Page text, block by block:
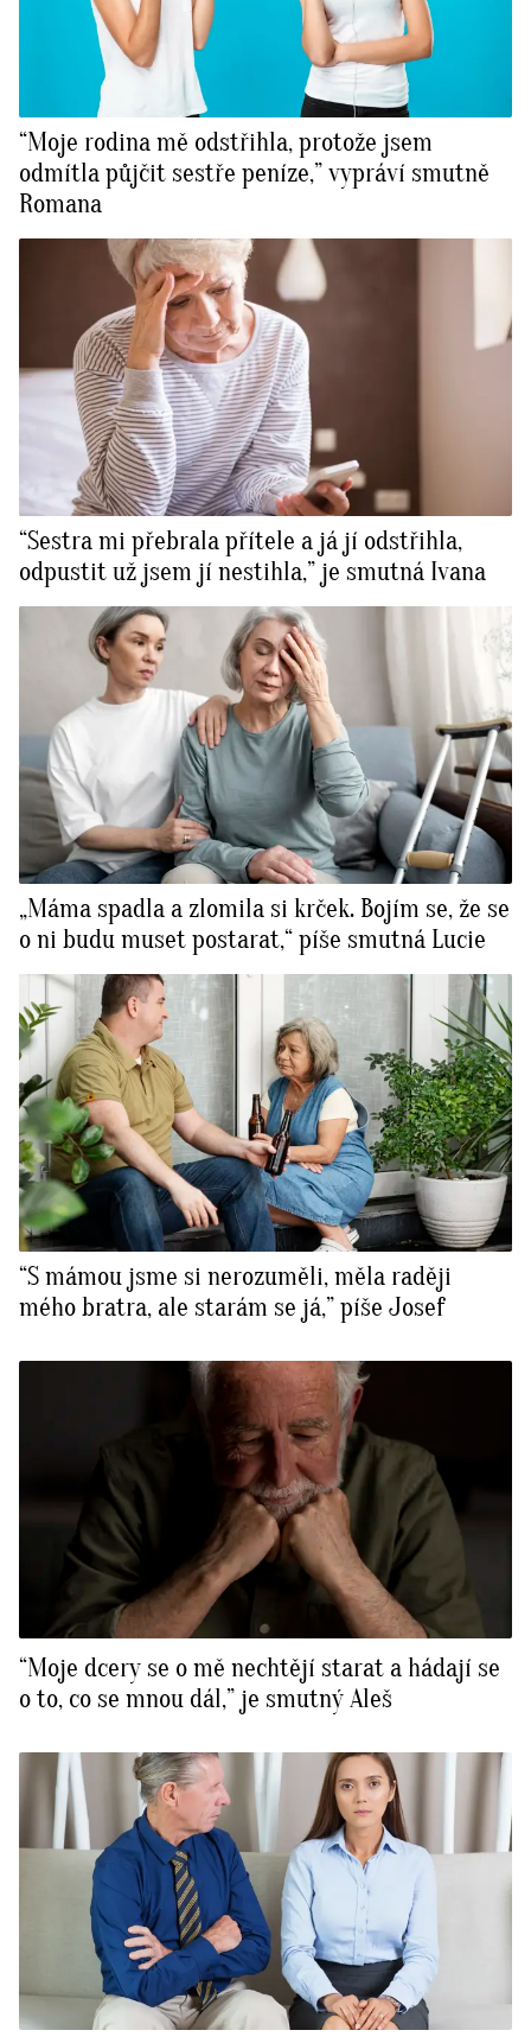
“Moje rodina mě odstřihla, protože jsem
odmítla půjčit sestře peníze,” vypráví smutně
Romana
“Sestra mi přebrala přítele a já jí odstřihla,
odpustit už jsem jí nestihla,” je smutná Ivana
„Máma spadla a zlomila si krček. Bojím se, že se
o ni budu muset postarat,“ píše smutná Lucie
“S mámou jsme si nerozuměli, měla raději
mého bratra, ale starám se já,” píše Josef
“Moje dcery se o mě nechtějí starat a hádají se
o to, co se mnou dál,” je smutný Aleš